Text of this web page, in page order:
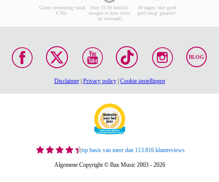
Gratis verzending vanaf
€ 99,-
Voor 23:00 besteld,
morgen in huis (mits
op voorraad)
30 dagen 'niet goed
geld terug' garantie!
BLOG
Disclaimer| Privacy policy| Cookie-instellingen
op basis van meer dan 113.816 klantreviews
Algemene Copyright © Bax Music 2003 - 2026